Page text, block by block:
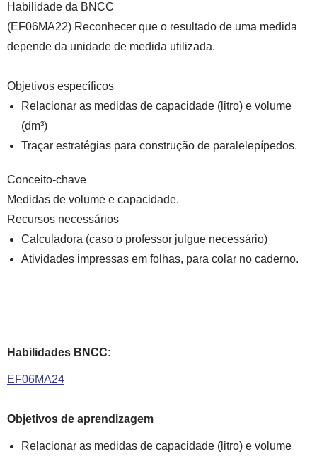
Habilidade da BNCC
(EF06MA22) Reconhecer que o resultado de uma medida
depende da unidade de medida utilizada.
Objetivos específicos
Relacionar as medidas de capacidade (litro) e volume
(dm³)
Traçar estratégias para construção de paralelepípedos.
Conceito-chave
Medidas de volume e capacidade.
Recursos necessários
Calculadora (caso o professor julgue necessário)
Atividades impressas em folhas, para colar no caderno.
Habilidades BNCC:
EF06MA24
Objetivos de aprendizagem
Relacionar as medidas de capacidade (litro) e volume